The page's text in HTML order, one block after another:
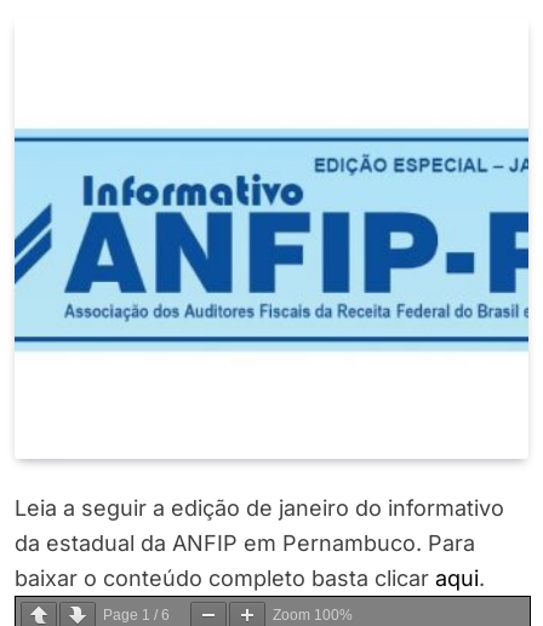
Leia a seguir a edição de janeiro do informativo
da estadual da ANFIP em Pernambuco. Para
baixar o conteúdo completo basta clicar aqui.
Page 1 / 6 Zoom 100%